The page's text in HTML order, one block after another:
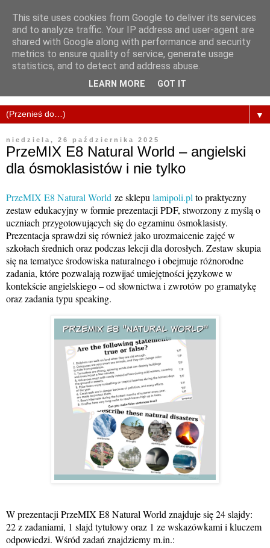
▼
niedziela, 26 października 2025
PrzeMIX E8 Natural World – angielski
dla ósmoklasistów i nie tylko
PrzeMIX E8 Natural World ze sklepu lamipoli.pl to praktyczny
zestaw edukacyjny w formie prezentacji PDF, stworzony z myślą o
uczniach przygotowujących się do egzaminu ósmoklasisty.
Prezentacja sprawdzi się również jako urozmaicenie zajęć w
szkołach średnich oraz podczas lekcji dla dorosłych. Zestaw skupia
się na tematyce środowiska naturalnego i obejmuje różnorodne
zadania, które pozwalają rozwijać umiejętności językowe w
kontekście angielskiego – od słownictwa i zwrotów po gramatykę
oraz zadania typu speaking.
W prezentacji PrzeMIX E8 Natural World znajduje się 24 slajdy:
22 z zadaniami, 1 slajd tytułowy oraz 1 ze wskazówkami i kluczem
odpowiedzi. Wśród zadań znajdziemy m.in.:
This site uses cookies from Google to deliver its services
and to analyze traffic. Your IP address and user-agent are
shared with Google along with performance and security
metrics to ensure quality of service, generate usage
statistics, and to detect and address abuse.
LEARN MORE GOT IT